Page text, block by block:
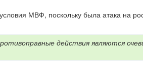
МВФ, поскольку была атака на
действия являются